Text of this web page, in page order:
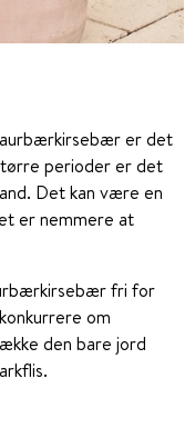
er det
perioder er det
Det kan være en
er nemmere at
fri for
om
den bare jord